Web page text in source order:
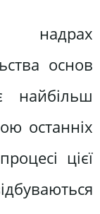
основ
найбільш
останніх
цієї